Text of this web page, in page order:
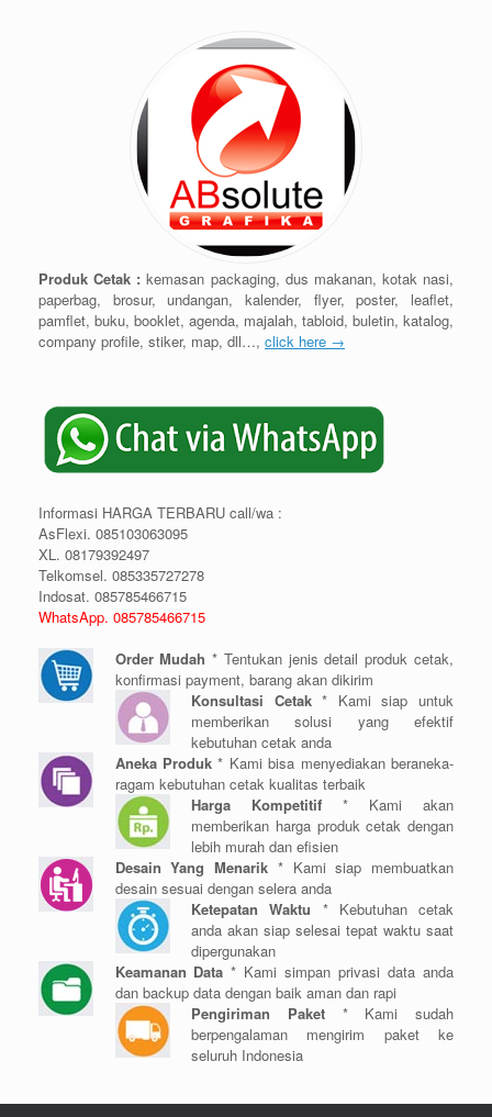
Produk Cetak : kemasan packaging, dus makanan, kotak nasi,
paperbag, brosur, undangan, kalender, flyer, poster, leaflet,
pamflet, buku, booklet, agenda, majalah, tabloid, buletin, katalog,
company profile, stiker, map, dll…, click here →
Informasi HARGA TERBARU call/wa :
AsFlexi. 085103063095
XL. 08179392497
Telkomsel. 085335727278
Indosat. 085785466715
WhatsApp. 085785466715
Order Mudah * Tentukan jenis detail produk cetak,
konfirmasi payment, barang akan dikirim
Konsultasi Cetak* Kami siap untuk
memberikan solusi yang efektif
kebutuhan cetak anda
Aneka Produk* Kami bisa menyediakan beraneka-
ragam kebutuhan cetak kualitas terbaik
Harga Kompetitif * Kami akan
memberikan harga produk cetak dengan
lebih murah dan efisien
Desain Yang Menarik * Kami siap membuatkan
desain sesuai dengan selera anda
Ketepatan Waktu * Kebutuhan cetak
anda akan siap selesai tepat waktu saat
dipergunakan
Keamanan Data * Kami simpan privasi data anda
dan backup data dengan baik aman dan rapi
Pengiriman Paket* Kami sudah
berpengalaman mengirim paket ke
seluruh Indonesia